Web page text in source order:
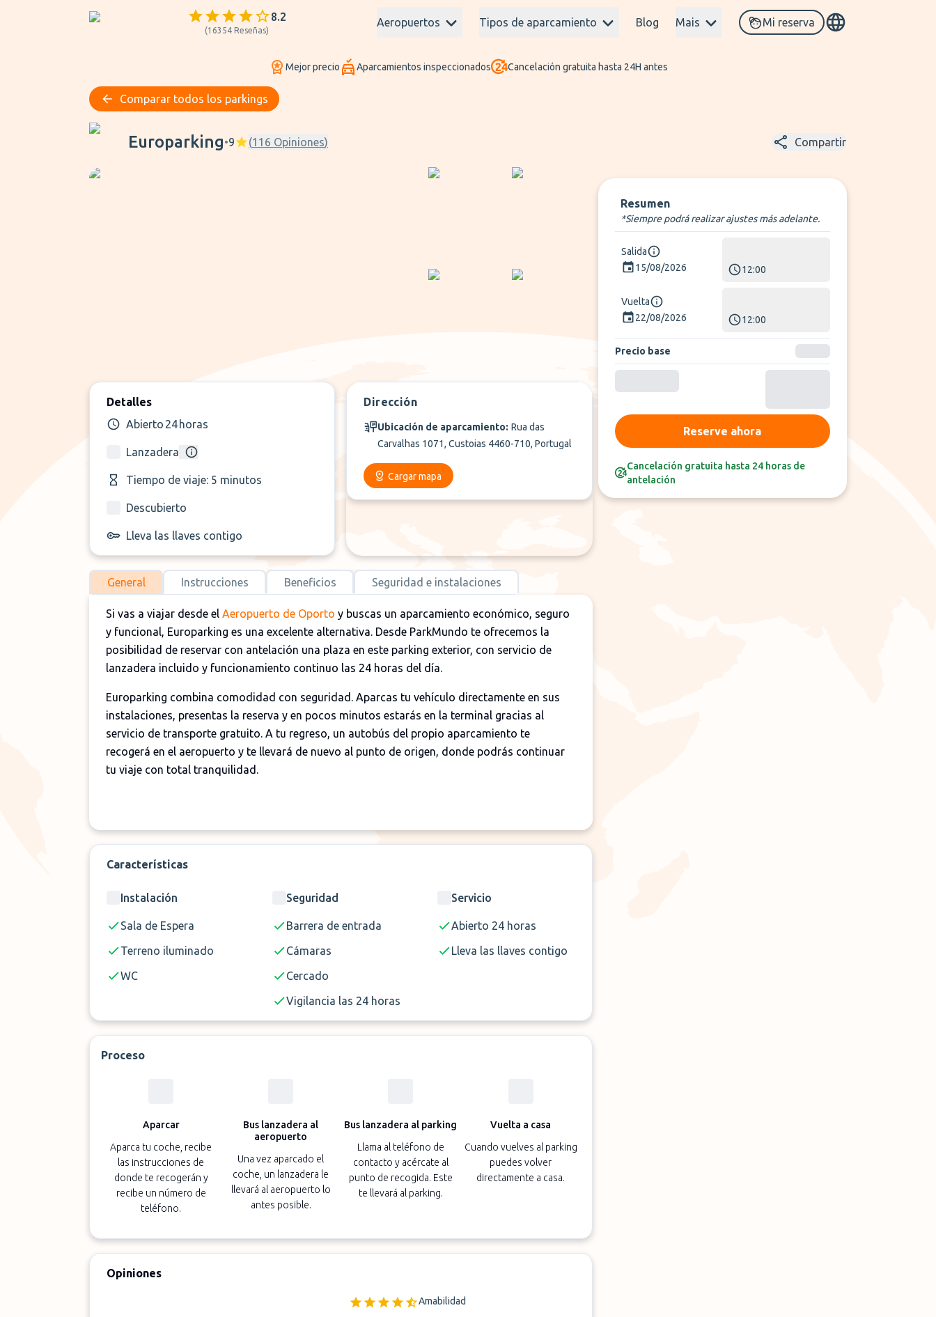
8.2
(16354 Reseñas)
Aeropuertos Tipos de aparcamiento Blog Mais Mi reserva
Mejor precio Aparcamientos inspeccionados Cancelación gratuita hasta 24H antes
Comparar todos los parkings
Europarking
Europarking•9 (116 Opiniones) Compartir
Detalles
Abierto 24 horas
Lanzadera
Tiempo de viaje: 5 minutos
Descubierto
Lleva las llaves contigo
Dirección
Ubicación de aparcamiento: Rua das
Carvalhas 1071, Custoias 4460-710, Portugal
Cargar mapa
General Instrucciones Beneficios Seguridad e instalaciones
Si vas a viajar desde el Aeropuerto de Oporto y buscas un aparcamiento económico, seguro
y funcional, Europarking es una excelente alternativa. Desde ParkMundo te ofrecemos la
posibilidad de reservar con antelación una plaza en este parking exterior, con servicio de
lanzadera incluido y funcionamiento continuo las 24 horas del día.
Europarking combina comodidad con seguridad. Aparcas tu vehículo directamente en sus
instalaciones, presentas la reserva y en pocos minutos estarás en la terminal gracias al
servicio de transporte gratuito. A tu regreso, un autobús del propio aparcamiento te
recogerá en el aeropuerto y te llevará de nuevo al punto de origen, donde podrás continuar
tu viaje con total tranquilidad.
Características
Instalación
Sala de Espera
Terreno iluminado
WC
Seguridad
Barrera de entrada
Cámaras
Cercado
Vigilancia las 24 horas
Servicio
Abierto 24 horas
Lleva las llaves contigo
Proceso
Aparcar
Aparca tu coche, recibe
las instrucciones de
donde te recogerán y
recibe un número de
teléfono.
Bus lanzadera al
aeropuerto
Una vez aparcado el
coche, un lanzadera le
llevará al aeropuerto lo
antes posible.
Bus lanzadera al parking
Llama al teléfono de
contacto y acércate al
punto de recogida. Este
te llevará al parking.
Vuelta a casa
Cuando vuelves al parking
puedes volver
directamente a casa.
Opiniones
Amabilidad
Resumen
*Siempre podrá realizar ajustes más adelante.
Salida
15/08/2026
12:00
Vuelta
22/08/2026
12:00
Precio base
Reserve ahora
Cancelación gratuita hasta 24 horas de
antelación